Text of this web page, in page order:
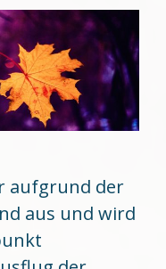
aufgrund der
aus und wird